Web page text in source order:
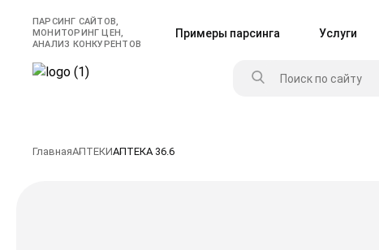
ПАРСИНГ САЙТОВ,
МОНИТОРИНГ ЦЕН,
АНАЛИЗ КОНКУРЕНТОВ
Примеры парсинга Услуги
ГлавнаяАПТЕКИАПТЕКА 36.6